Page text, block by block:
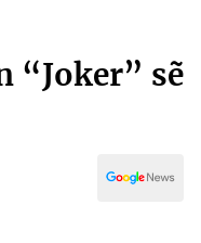
“Joker” sẽ